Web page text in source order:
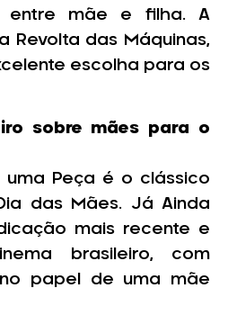
entre mãe e filha. A
Revolta das Máquinas,
escolha para os
sobre mães para o
uma Peça é o clássico
das Mães. Já Ainda
mais recente e
brasileiro, com
no papel de uma mãe